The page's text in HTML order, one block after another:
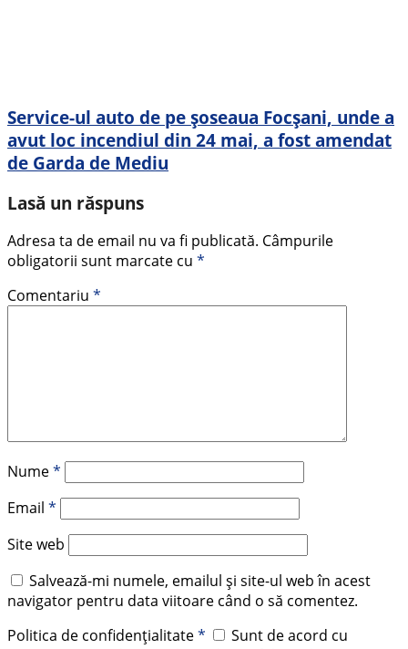
Service-ul auto de pe șoseaua Focșani, unde a
avut loc incendiul din 24 mai, a fost amendat
de Garda de Mediu
Lasă un răspuns
Adresa ta de email nu va fi publicată. Câmpurile
obligatorii sunt marcate cu *
Comentariu *
Nume*
Email *
Site web
Salvează-mi numele, emailul și site-ul web în acest
navigator pentru data viitoare când o să comentez.
Politica de confidențialitate*
Sunt de acord cu